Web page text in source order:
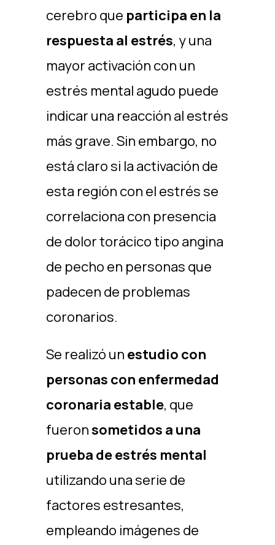
cerebro que participa en la
respuesta al estrés, y una
mayor activación con un
estrés mental agudo puede
indicar una reacción al estrés
más grave. Sin embargo, no
está claro si la activación de
esta región con el estrés se
correlaciona con presencia
de dolor torácico tipo angina
de pecho en personas que
padecen de problemas
coronarios.
Se realizó un estudio con
personas con enfermedad
coronaria estable, que
fueronsometidos a una
prueba de estrés mental
utilizando una serie de
factores estresantes,
empleando imágenes de